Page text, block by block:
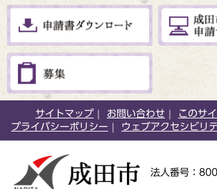
サイトマップ お問い合わせ
このサ
プライバシーポリシー
ウェブアクセシビリ
法人番号：